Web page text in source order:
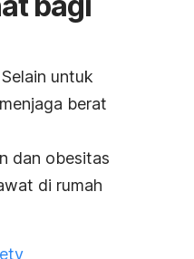
untuk
berat
dan obesitas
di rumah